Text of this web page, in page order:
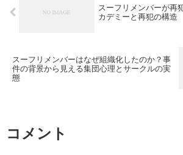
スーフリメンバーが
カデミーと再犯の構造
スーフリメンバーはなぜ組織化したのか？事
件の背景から見える集団心理とサークルの実
態
コメント